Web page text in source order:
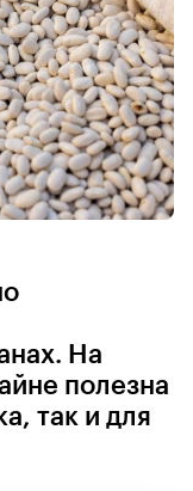
На
полезна
так и для